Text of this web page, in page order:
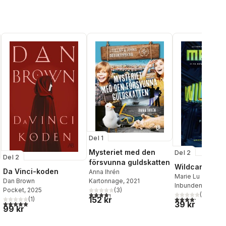
röster:
Del 2
Da Vinci-koden
Dan Brown
Pocket, 2025
5,0utav 5 stjärnor. Totalt antal röster:
(1)
99 kr
Del 1
Mysteriet med den
försvunna guldskatten
Anna Ihrén
Kartonnage, 2021
4,3utav 5 stjärnor. Totalt antal röster:
(3)
152 kr
Del 2
Wildcard
Marie Lu
Inbunden
4,2utav 5(
39 kr